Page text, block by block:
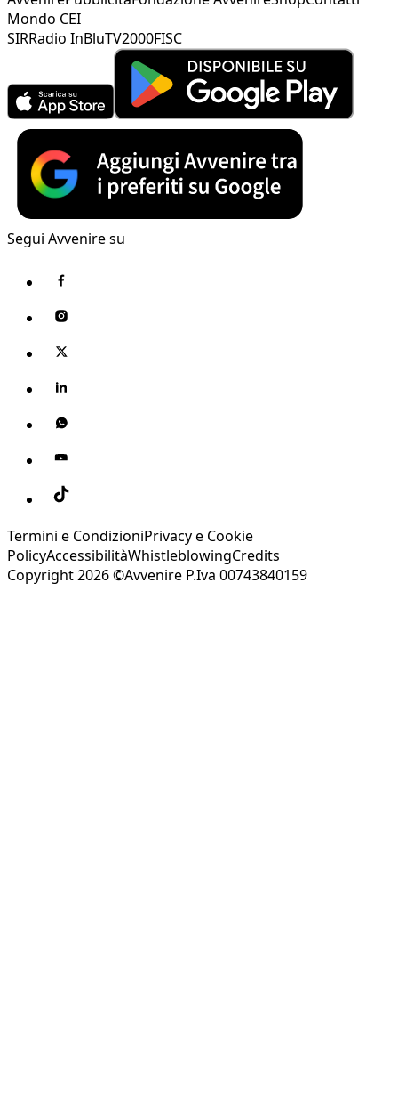
Mondo CEI
SIRRadio InBluTV2000FISC
Segui Avvenire su
Termini e CondizioniPrivacy e Cookie
PolicyAccessibilitàWhistleblowingCredits
Copyright 2026 ©Avvenire P.Iva 00743840159